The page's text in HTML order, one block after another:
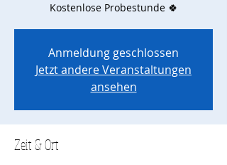
Kostenlose Probestunde 🍀
Anmeldung geschlossen
Jetzt andere Veranstaltungen
ansehen
Zeit & Ort